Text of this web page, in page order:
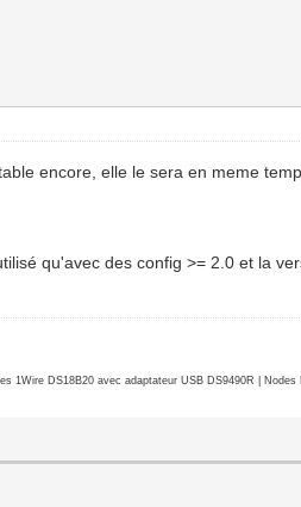
encore, elle le sera en meme
qu'avec des config >= 2.0 et la
1Wire DS18B20 avec adaptateur USB DS9490R |